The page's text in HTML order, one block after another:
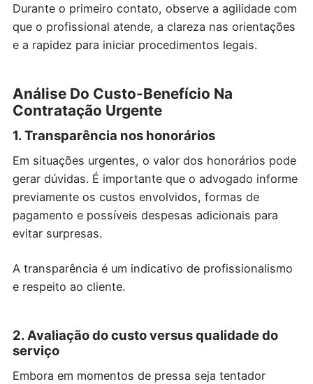
Durante o primeiro contato, observe a agilidade com
que o profissional atende, a clareza nas orientações
e a rapidez para iniciar procedimentos legais.
Análise Do Custo-Benefício Na
Contratação Urgente
1. Transparência nos honorários
Em situações urgentes, o valor dos honorários pode
gerar dúvidas. É importante que o advogado informe
previamente os custos envolvidos, formas de
pagamento e possíveis despesas adicionais para
evitar surpresas.
A transparência é um indicativo de profissionalismo
e respeito ao cliente.
2. Avaliação do custo versus qualidade do
serviço
Embora em momentos de pressa seja tentador